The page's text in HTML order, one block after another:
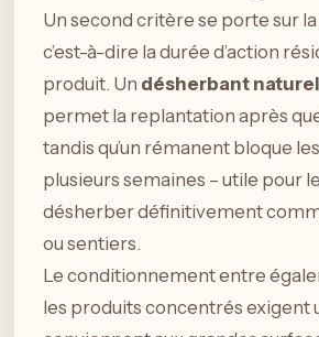
Un second critère se porte sur
c’est-à-dire la durée d’action
produit. Un désherbant naturel
permet la replantation après
tandis qu’un rémanent bloque
plusieurs semaines – utile pour
désherber définitivement
ou sentiers.
Le conditionnement entre
les produits concentrés exigent